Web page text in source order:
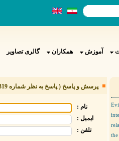
آموزش همکاران گالری تصاویر
پرسش و پاسخ ( پاسخ به نظر شماره 3319 )
نام :
ایمیل :
تلفن :